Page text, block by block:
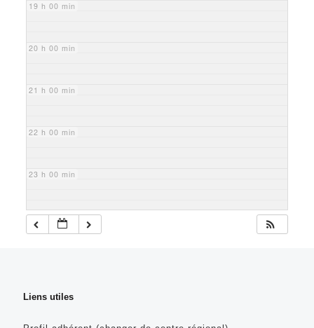
19 h 00 min
20 h 00 min
21 h 00 min
22 h 00 min
23 h 00 min
Liens utiles